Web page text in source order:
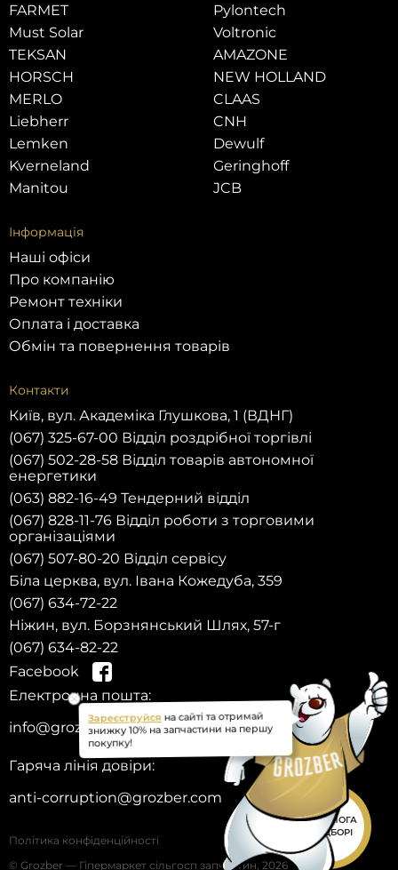
ДОПОМОГА
У ПІДБОРІ
FARMET
Must Solar
TEKSAN
HORSCH
MERLO
Liebherr
Lemken
Kverneland
Manitou
Pylontech
Voltronic
AMAZONE
NEW HOLLAND
CLAAS
CNH
Dewulf
Geringhoff
JCB
Інформація
Наші офіси
Про компанію
Ремонт техніки
Оплата і доставка
Обмін та повернення товарів
Контакти
Київ, вул. Академіка Глушкова, 1 (ВДНГ)
(067) 325-67-00 Відділ роздрібної торгівлі
(067) 502-28-58 Відділ товарів автономної
енергетики
(063) 882-16-49 Тендерний відділ
(067) 828-11-76 Відділ роботи з торговими
організаціями
(067) 507-80-20 Відділ сервісу
Біла церква, вул. Івана Кожедуба, 359
(067) 634-72-22
Ніжин, вул. Борзнянський Шлях, 57-г
(067) 634-82-22
Facebook
Електронна пошта:
info@grozber.com
Гаряча лінія довіри:
anti-corruption@grozber.com
© Grozber — Гіпермаркет сільгосп запчастин, 2026
Політика конфіденційності
Зареєструйся на сайті та отримай
знижку 10% на запчастини на першу
покупку!